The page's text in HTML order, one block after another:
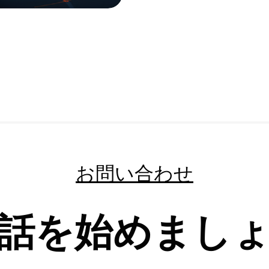
お問い合わせ
を始めまし